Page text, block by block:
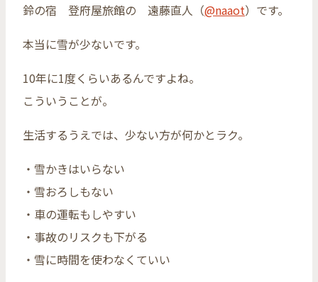
鈴の宿 登府屋旅館の 遠藤直人（@naaot）です。
本当に雪が少ないです。
10年に1度くらいあるんですよね。
こういうことが。
生活するうえでは、少ない方が何かとラク。
・雪かきはいらない
・雪おろしもない
・車の運転もしやすい
・事故のリスクも下がる
・雪に時間を使わなくていい